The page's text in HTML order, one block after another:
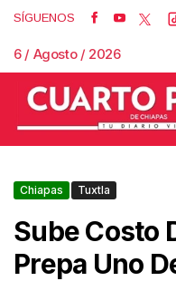
SÍGUENOS
6 / Agosto / 2026
Chiapas Tuxtla
Sube Costo
Prepa Uno